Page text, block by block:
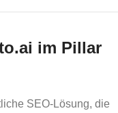
im Pillar
SEO-Lösung, die